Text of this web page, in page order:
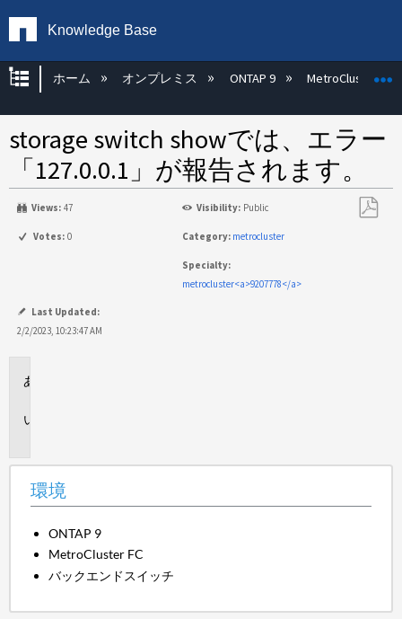
Knowledge Base
グローバル階層を展開/折りたたむ
ホーム オンプレミス ONTAP 9 MetroCluster
storage switch showでは、エラー
「127.0.0.1」が報告されます。
Views: 47 Visibility: Public
Votes: 0 Category: metrocluster
Specialty:
metrocluster<a>9207778</a>
Last Updated:
2/2/2023, 10:23:47 AM
環境
ONTAP 9
MetroCluster FC
バックエンドスイッチ